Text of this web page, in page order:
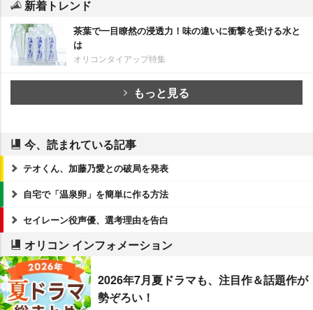
新着トレンド
茶葉で一目瞭然の浸透力！味の違いに衝撃を受ける水と
は
オリコンタイアップ特集
もっと見る
今、読まれている記事
テオくん、加藤乃愛との破局を発表
自宅で「温泉卵」を簡単に作る方法
セイレーン役声優、選考理由を告白
オリコン インフォメーション
2026年7月夏ドラマも、注目作＆話題作が
勢ぞろい！